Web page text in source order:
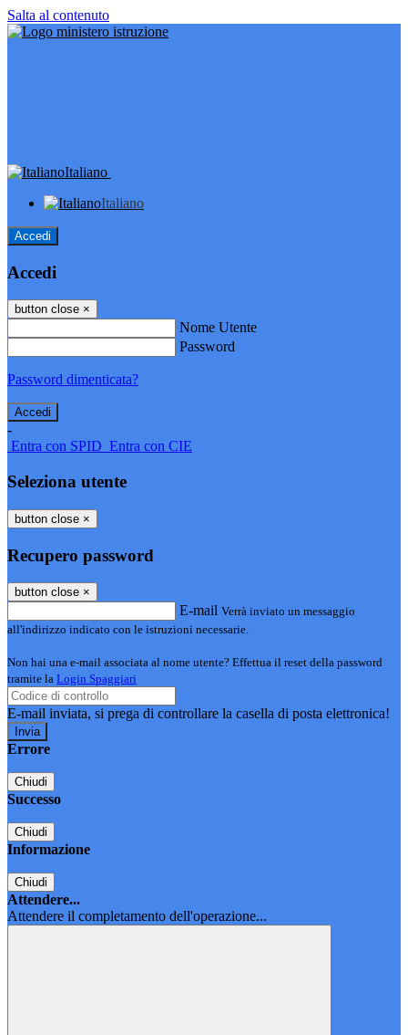
Salta al contenuto
Italiano
Italiano
Accedi
Accedi
button close ×
Nome Utente
Password
Password dimenticata?
-
Entra con SPID Entra con CIE
Seleziona utente
button close ×
Recupero password
button close ×
E-mail Verrà inviato un messaggio
all'indirizzo indicato con le istruzioni necessarie.
Non hai una e-mail associata al nome utente? Effettua il reset della password
tramite la Login Spaggiari
E-mail inviata, si prega di controllare la casella di posta elettronica!
Errore
Chiudi
Successo
Chiudi
Informazione
Chiudi
Attendere...
Attendere il completamento dell'operazione...